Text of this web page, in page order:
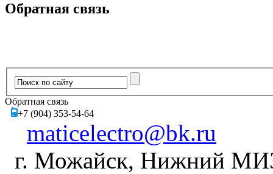
Обратная связь
Обратная связь
+7 (904) 353-54-64
maticelectro@bk.ru
г. Можайск, Нижний